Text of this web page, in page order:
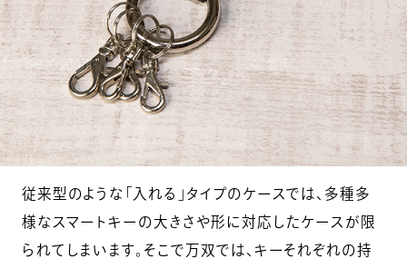
従来型のような「入れる」タイプのケースでは、多種多
様なスマートキーの大きさや形に対応したケースが限
られてしまいます。そこで万双では、キーそれぞれの持